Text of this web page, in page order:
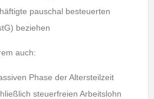
pauschal besteuerten
beziehen
auch:
Phase der Altersteilzeit
steuerfreien Arbeitslohn